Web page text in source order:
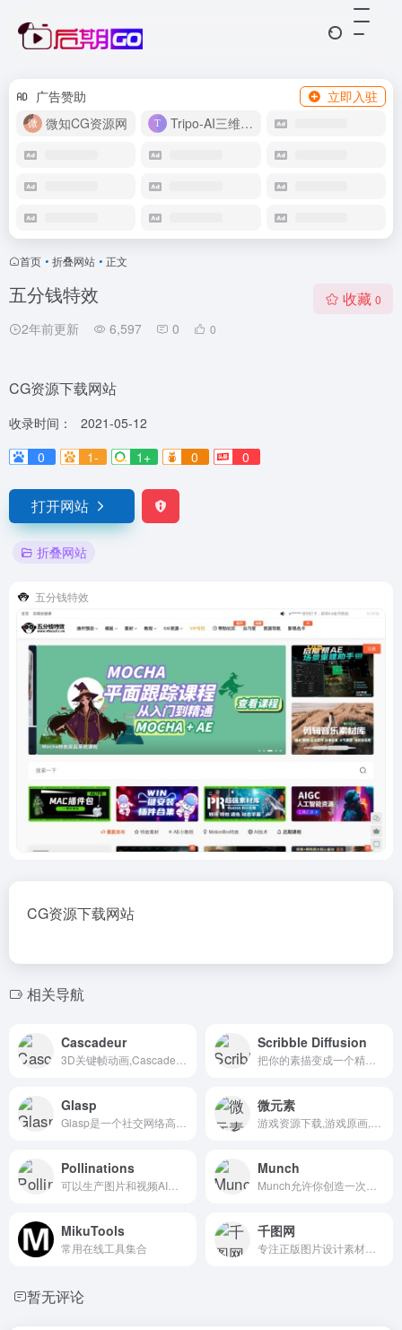
广告赞助
立即入驻
微知CG资源网
Tripo-AI三维模型
首页 • 折叠网站 • 正文
五分钱特效
2年前更新 6,597 0 0
收藏 0
CG资源下载网站
收录时间：
2021-05-12
0
1- 1+ 0 0
打开网站
折叠网站
五分钱特效
CG资源下载网站
相关导航
Cascadeur Scribble Diffusion
Glasp 微元素
Pollinations Munch
MikuTools
常用在线工具集合
千图网
暂无评论